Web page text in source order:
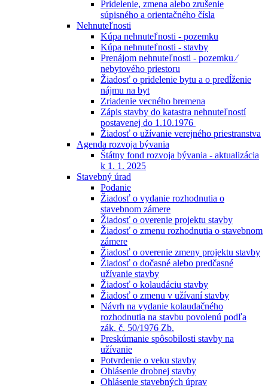
Pridelenie, zmena alebo zrušenie
súpisného a orientačného čísla
Nehnuteľnosti
Kúpa nehnuteľnosti - pozemku
Kúpa nehnuteľnosti - stavby
Prenájom nehnuteľnosti - pozemku ⁄
nebytového priestoru
Žiadosť o pridelenie bytu a o predĺženie
nájmu na byt
Zriadenie vecného bremena
Zápis stavby do katastra nehnuteľností
postavenej do 1.10.1976
Žiadosť o užívanie verejného priestranstva
Agenda rozvoja bývania
Štátny fond rozvoja bývania - aktualizácia
k 1. 1. 2025
Stavebný úrad
Podanie
Žiadosť o vydanie rozhodnutia o
stavebnom zámere
Žiadosť o overenie projektu stavby
Žiadosť o zmenu rozhodnutia o stavebnom
zámere
Žiadosť o overenie zmeny projektu stavby
Žiadosť o dočasné alebo predčasné
užívanie stavby
Žiadosť o kolaudáciu stavby
Žiadosť o zmenu v užívaní stavby
Návrh na vydanie kolaudačného
rozhodnutia na stavbu povolenú podľa
zák. č. 50/1976 Zb.
Preskúmanie spôsobilosti stavby na
užívanie
Potvrdenie o veku stavby
Ohlásenie drobnej stavby
Ohlásenie stavebných úprav